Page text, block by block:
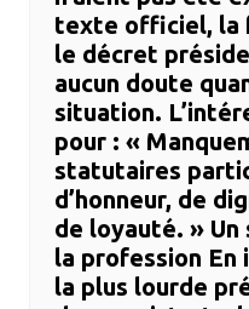
texte officiel, la
le décret
aucun doute
situation.
pour : ​«
statutaires
d’honneur, de
de loyauté. »
la profession ​En
la plus lourde